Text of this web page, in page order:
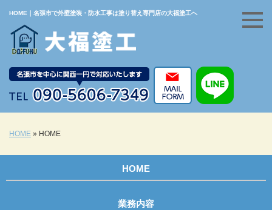
HOME｜名張市で外壁塗装・防水工事は塗り替え専門店の大福塗工へ
HOME » HOME
HOME
業務内容